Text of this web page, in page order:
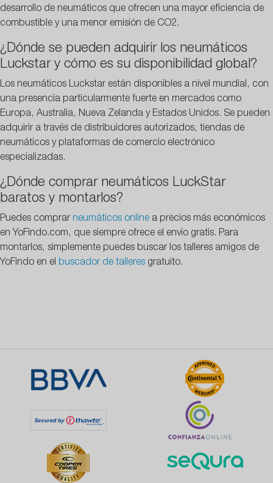
desarrollo de neumáticos que ofrecen una mayor eficiencia de
combustible y una menor emisión de CO2.
¿Dónde se pueden adquirir los neumáticos
Luckstar y cómo es su disponibilidad global?
Los neumáticos Luckstar están disponibles a nivel mundial, con
una presencia particularmente fuerte en mercados como
Europa, Australia, Nueva Zelanda y Estados Unidos. Se pueden
adquirir a través de distribuidores autorizados, tiendas de
neumáticos y plataformas de comercio electrónico
especializadas.
¿Dónde comprar neumáticos LuckStar
baratos y montarlos?
Puedes comprar neumáticos online a precios más económicos
en YoFindo.com, que siempre ofrece el envío gratis. Para
montarlos, simplemente puedes buscar los talleres amigos de
YoFindo en el buscador de talleres gratuito.